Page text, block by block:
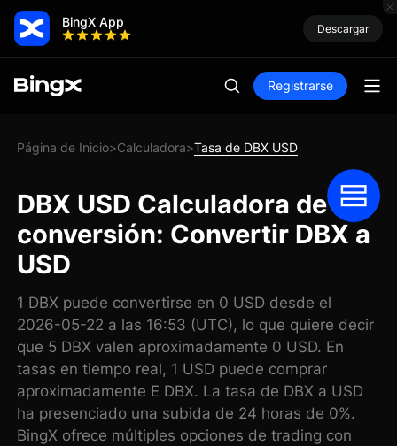
BingX App Descargar
Registrarse
Página de Inicio>Calculadora>Tasa de DBX USD
DBX USD Calculadora de
conversión: Convertir DBX a
USD
1 DBX puede convertirse en 0 USD desde el
2026-05-22 a las 16:53 (UTC), lo que quiere decir
que 5 DBX valen aproximadamente 0 USD. En
tasas en tiempo real, 1 USD puede comprar
aproximadamente E DBX. La tasa de DBX a USD
ha presenciado una subida de 24 horas de 0%.
BingX ofrece múltiples opciones de trading con